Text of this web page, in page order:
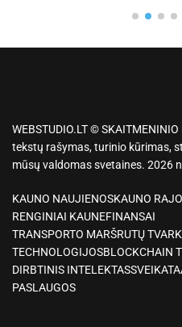
WEBSTUDIO.LT ©
tekstų rašymas, turinio kūrimas,
mūsų valdomas svetaines. 2026
KAUNO NAUJIENOSKAUNO
RENGINIAI KAUNEFINANSAI
TRANSPORTO MARŠRUTŲ
TECHNOLOGIJOSBLOCKCHAIN
DIRBTINIS INTELEKTASSVEIKATA
PASLAUGOS